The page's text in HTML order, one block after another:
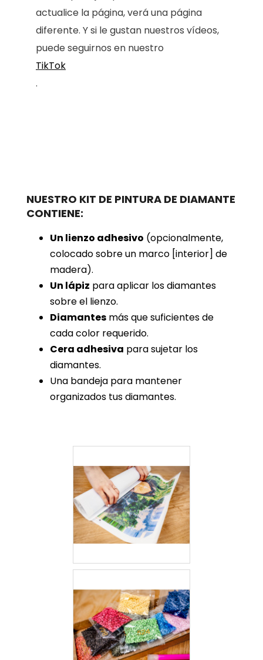
actualice la página, verá una página
diferente. Y si le gustan nuestros vídeos,
puede seguirnos en nuestro
TikTok
.
NUESTRO KIT DE PINTURA DE DIAMANTE
CONTIENE:
Un lienzo adhesivo (opcionalmente,
colocado sobre un marco [interior] de
madera).
Un lápiz para aplicar los diamantes
sobre el lienzo.
Diamantes más que suficientes de
cada color requerido.
Cera adhesiva para sujetar los
diamantes.
Una bandeja para mantener
organizados tus diamantes.